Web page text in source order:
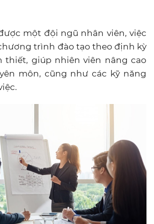
một đội ngũ nhân viên, việc
trình đào tạo theo định kỳ
thiết, giúp nhiên viên nâng cao
môn, cũng như các kỹ năng